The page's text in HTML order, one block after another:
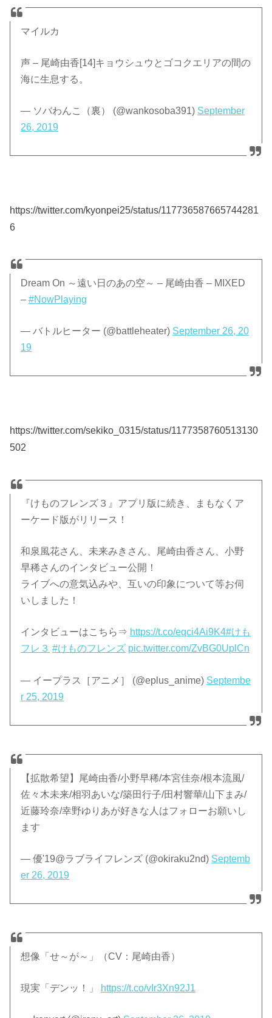
マイルカ
声 – 尾崎由香[14]キョウシュウとゴコクエリアの間の
海に生息する。
— ソバわんこ（裏） (@wankosoba391) September
26, 2019
https://twitter.com/kyonpei25/status/117736587665744281
6
Dream On ～遠い日のあの空～ – 尾崎由香 – MIXED
–#NowPlaying
— バトルヒーター (@battleheater) September 26, 20
19
https://twitter.com/sekiko_0315/status/1177358760513130
502
『けものフレンズ３』アプリ版に続き、まもなくア
ーケード版がリリース！
和泉風花さん、未来みきさん、尾崎由香さん、小野
早稀さんのインタビュー公開！
ライブへの意気込みや、互いの印象について等お伺
いしました！
インタビューはこちら⇒ https://t.co/eqci4Ai9K4#けも
フレ３ #けものフレンズ pic.twitter.com/ZvBG0UplCn
— イープラス［アニメ］ (@eplus_anime) Septembe
r 25, 2019
【拡散希望】尾崎由香/小野早稀/本宮佳奈/根本流風/
佐々木未来/相羽あいな/築田行子/田村響華/山下まみ/
近藤玲奈/幸野ゆりあが好きな人はフォローお願いし
ます
— 優'19@ラブライフレンズ (@okiraku2nd) Septemb
er 26, 2019
想像「せ～が～」（CV：尾崎由香）
現実「デンッ！」 https://t.co/vIr3Xn92J1